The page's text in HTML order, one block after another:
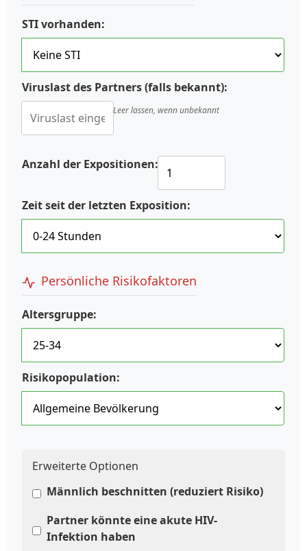
STI vorhanden:
Viruslast des Partners (falls bekannt):
Leer lassen, wenn unbekannt
Anzahl der Expositionen:
Zeit seit der letzten Exposition:
Persönliche Risikofaktoren
Altersgruppe:
Risikopopulation:
Erweiterte Optionen
Männlich beschnitten (reduziert Risiko)
Partner könnte eine akute HIV-
Infektion haben